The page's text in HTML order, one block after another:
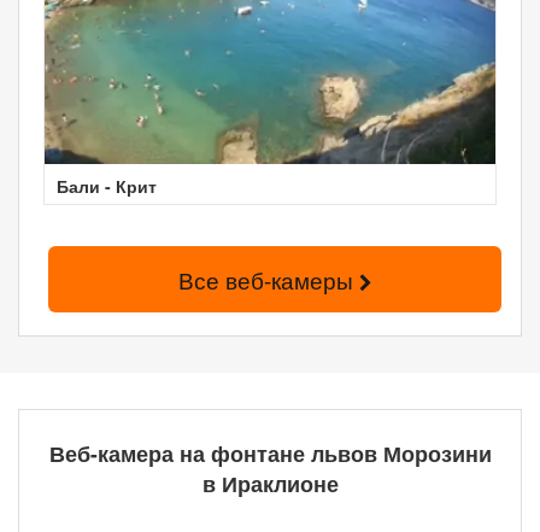
Бали - Крит
Все веб-камеры
Веб-камера на фонтане львов Морозини
в Ираклионе